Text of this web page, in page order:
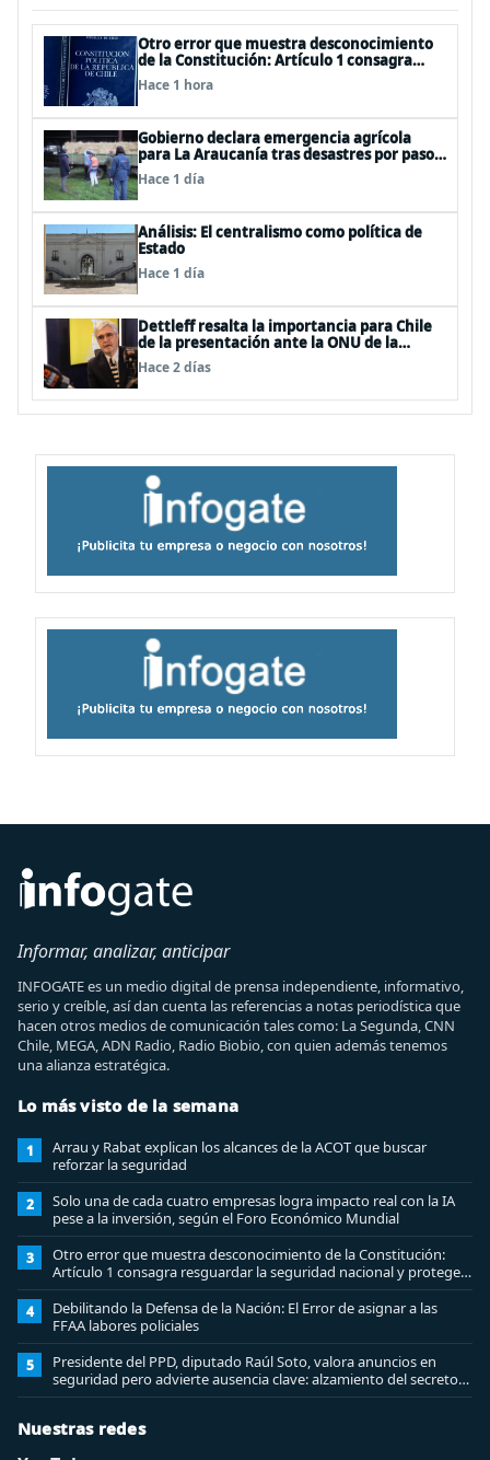
Otro error que muestra desconocimiento
de la Constitución: Artículo 1 consagra
resguardar la seguridad nacional y
proteger a los ciudadanos
Hace 1 hora
Gobierno declara emergencia agrícola
para La Araucanía tras desastres por pasos
de sistemas frontales
Hace 1 día
Análisis: El centralismo como política de
Estado
Hace 1 día
Dettleff resalta la importancia para Chile
de la presentación ante la ONU de la
Plataforma Continental Extendida del
Archipiélago Juan Fernández
Hace 2 días
Informar, analizar, anticipar
INFOGATE es un medio digital de prensa independiente, informativo,
serio y creíble, así dan cuenta las referencias a notas periodística que
hacen otros medios de comunicación tales como: La Segunda, CNN
Chile, MEGA, ADN Radio, Radio Biobio, con quien además tenemos
una alianza estratégica.
Lo más visto de la semana
1
Arrau y Rabat explican los alcances de la ACOT que buscar
reforzar la seguridad
2
Solo una de cada cuatro empresas logra impacto real con la IA
pese a la inversión, según el Foro Económico Mundial
3
Otro error que muestra desconocimiento de la Constitución:
Artículo 1 consagra resguardar la seguridad nacional y proteger
a los ciudadanos
4
Debilitando la Defensa de la Nación: El Error de asignar a las
FFAA labores policiales
5
Presidente del PPD, diputado Raúl Soto, valora anuncios en
seguridad pero advierte ausencia clave: alzamiento del secreto
bancario
Nuestras redes